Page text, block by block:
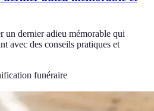
un dernier adieu mémorable qui
avec des conseils pratiques et
funéraire